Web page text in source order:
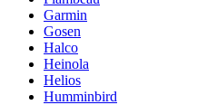
Garmin
Gosen
Halco
Heinola
Helios
Humminbird